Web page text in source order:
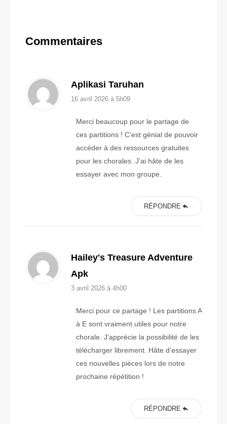
Commentaires
Aplikasi Taruhan
16 avril 2026 à 5h09
Merci beaucoup pour le partage de
ces partitions ! C’est génial de pouvoir
accéder à des ressources gratuites
pour les chorales. J’ai hâte de les
essayer avec mon groupe.
RÉPONDRE
Hailey's Treasure Adventure
Apk
3 avril 2026 à 4h00
Merci pour ce partage ! Les partitions A
à E sont vraiment utiles pour notre
chorale. J’apprécie la possibilité de les
télécharger librement. Hâte d’essayer
ces nouvelles pièces lors de notre
prochaine répétition !
RÉPONDRE